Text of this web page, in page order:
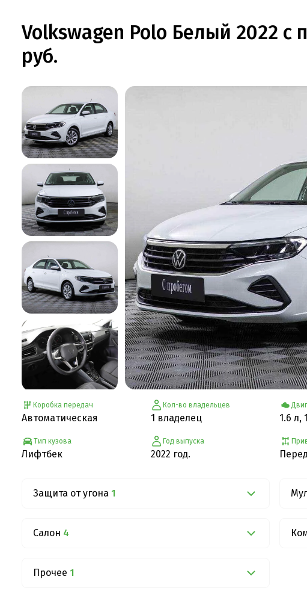
Volkswagen Polo Белый 2022 с
руб.
Коробка передач
Автоматическая
Тип кузова
Лифтбек
Кол-во владельцев
1 владелец
Год выпуска
2022 год.
1.6 л,
Защита от угона 1
Салон 4
Прочее 1